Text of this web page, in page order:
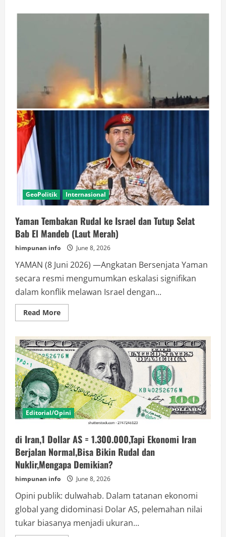
12
Lagi,Gubernur
“Tamu”
“Orang
Rumah”
bagi
GeoPolitik Internasional
Yaman Tembakan Rudal ke Israel dan Tutup Selat
Bab El Mandeb (Laut Merah)
himpunan info June 8, 2026
YAMAN (8 Juni 2026) —Angkatan Bersenjata Yaman
secara resmi mengumumkan eskalasi signifikan
dalam konflik melawan Israel dengan...
Read MoreRead
more
Tembakan
Rudal
ke
Israel
dan
Tutup
Selat
Bab
El
Mandeb
(Laut
Merah)
Editorial/Opini
di Iran,1 Dollar AS = 1.300.000,Tapi Ekonomi Iran
Berjalan Normal,Bisa Bikin Rudal dan
Nuklir,Mengapa Demikian?
himpunan info June 8, 2026
Opini publik: dulwahab. Dalam tatanan ekonomi
global yang didominasi Dolar AS, pelemahan nilai
tukar biasanya menjadi ukuran...